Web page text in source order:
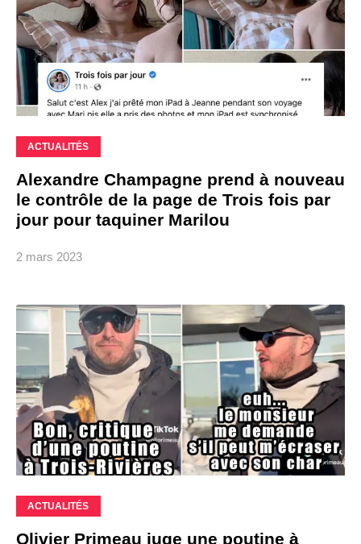
ACTUALITÉS
Alexandre Champagne prend à nouveau
le contrôle de la page de Trois fois par
jour pour taquiner Marilou
2 mars 2023
ACTUALITÉS
Olivier Primeau juge une poutine à